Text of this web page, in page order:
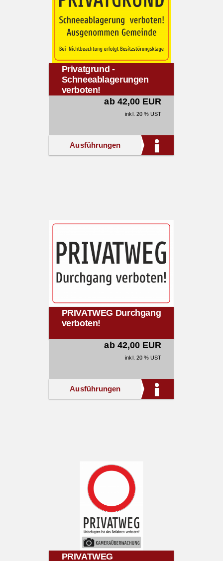
Privatgrund -
Schneeablagerungen
verboten!
ab 42,00 EUR
inkl. 20 % UST
Ausführungen
PRIVATWEG Durchgang
verboten!
ab 42,00 EUR
inkl. 20 % UST
Ausführungen
PRIVATWEG